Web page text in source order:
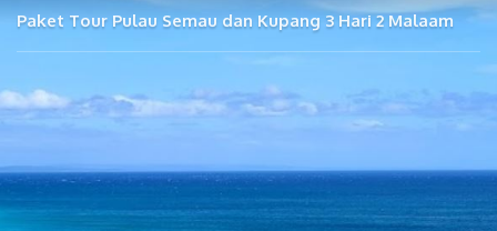
Paket Tour Pulau Semau dan Kupang 3 Hari 2 Malaam